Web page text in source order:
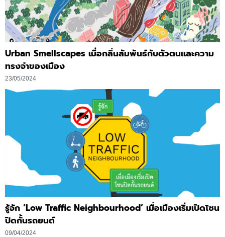
Urban Smellscapes เมื่อกลิ่นสัมพันธ์กับตัวตนและความ
ทรงจำของเมือง
23/05/2024
รู้จัก ‘Low Traffic Neighbourhood’ เมื่อเมืองเริ่มเปิดโซน
ปิดกั้นรถยนต์
09/04/2024